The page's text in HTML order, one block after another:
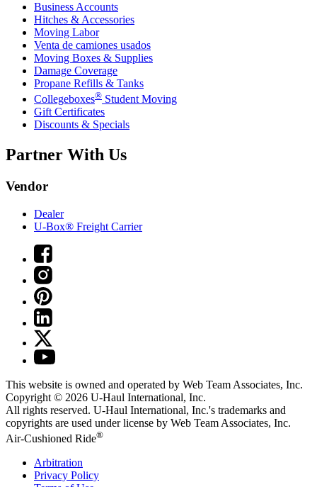
Business Accounts
Hitches & Accessories
Moving Labor
Venta de camiones usados
Moving Boxes & Supplies
Damage Coverage
Propane Refills & Tanks
Collegeboxes® Student Moving
Gift Certificates
Discounts & Specials
Partner With Us
Vendor
Dealer
U-Box® Freight Carrier
This website is owned and operated by Web Team Associates, Inc.
Copyright © 2026 U-Haul International, Inc.
All rights reserved. U-Haul International, Inc.'s trademarks and
copyrights are used under license by Web Team Associates, Inc.
Air-Cushioned Ride®
Arbitration
Privacy Policy